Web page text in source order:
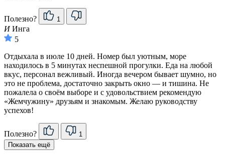
Полезно? 1
ИИнга
5
Отдыхала в июле 10 дней. Номер был уютным, море
находилось в 5 минутах неспешной прогулки. Еда на любой
вкус, персонал вежливый. Иногда вечером бывает шумно, но
это не проблема, достаточно закрыть окно — и тишина. Не
пожалела о своём выборе и с удовольствием рекомендую
«Жемчужину» друзьям и знакомым. Желаю руководству
успехов!
Полезно?
1
Показать ещё